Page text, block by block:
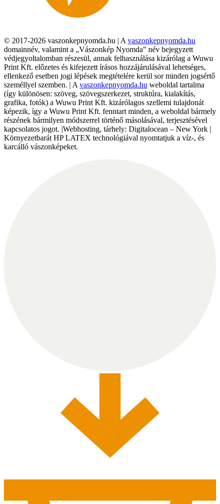
© 2017-2026 vaszonkepnyomda.hu | A vaszonkepnyomda.hu
domainnév, valamint a „Vászonkép Nyomda” név bejegyzett
védjegyoltalomban részesül, annak felhasználása kizárólag a Wuwu
Print Kft. előzetes és kifejezett írásos hozzájárulásával lehetséges,
ellenkező esetben jogi lépések megtételére kerül sor minden jogsértő
személlyel szemben. | A vaszonkepnyomda.hu weboldal tartalma
(így különösen: szöveg, szövegszerkezet, struktúra, kialakítás,
grafika, fotók) a Wuwu Print Kft. kizárólagos szellemi tulajdonát
képezik, így a Wuwu Print Kft. fenntart minden, a weboldal bármely
részének bármilyen módszerrel történő másolásával, terjesztésével
kapcsolatos jogot. |Webhosting, tárhely: Digitalocean – New York |
Környezetbarát HP LATEX technológiával nyomtatjuk a víz-, és
karcálló vászonképeket.